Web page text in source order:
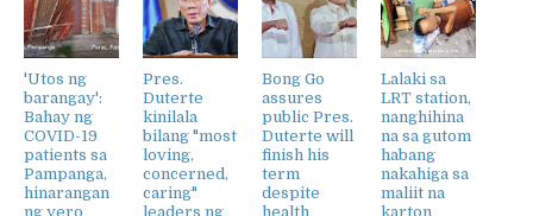
'Utos ng
barangay':
Bahay ng
COVID-19
patients sa
Pampanga,
hinarangan
ng yero
Pres.
Duterte
kinilala
bilang "most
loving,
concerned,
caring"
leaders ng
Bong Go
assures
public Pres.
Duterte will
finish his
term
despite
health
Lalaki sa
LRT station,
nanghihina
na sa gutom
habang
nakahiga sa
maliit na
karton